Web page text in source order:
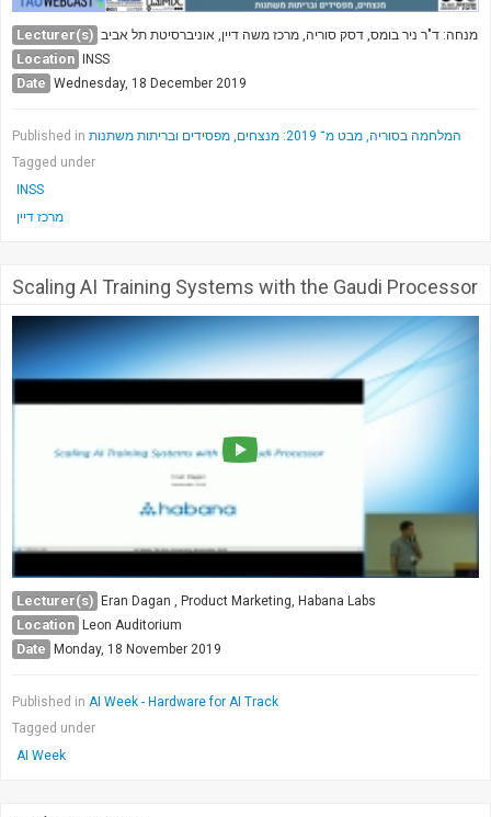
Lecturer(s) מנחה: ד"ר ניר בומס, דסק סוריה, מרכז משה דיין, אוניברסיטת תל אביב
Location INSS
Date Wednesday, 18 December 2019
Published in
המלחמה בסוריה, מבט מ־ 2019: מנצחים, מפסידים ובריתות משתנות
Tagged under
INSS
מרכז דיין
Scaling AI Training Systems with the Gaudi Processor
Lecturer(s) Eran Dagan , Product Marketing, Habana Labs
Location Leon Auditorium
Date Monday, 18 November 2019
Published in AI Week - Hardware for AI Track
Tagged under
AI Week